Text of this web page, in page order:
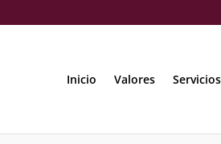
Inicio Valores Servicios